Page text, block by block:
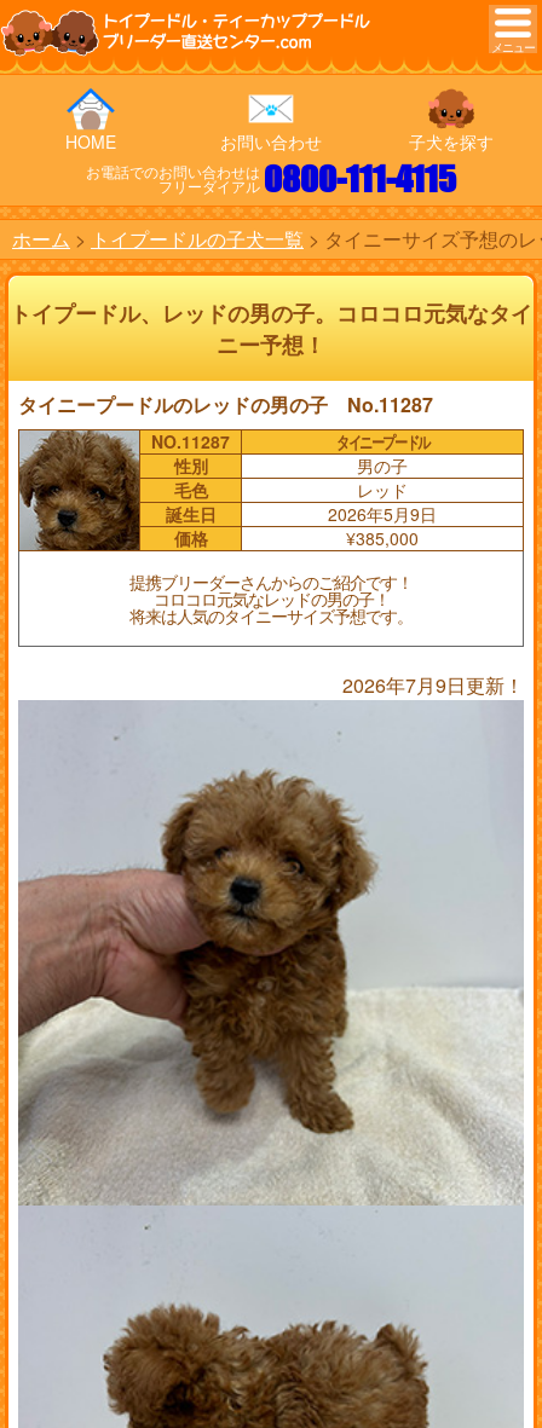
トイプードル・ティーカッププードル
ブリーダー直送センター.com
HOME お問い合わせ 子犬を探す
お電話でのお問い合わせは
フリーダイアル 0800-111-4115
ホーム トイプードルの子犬一覧 タイニーサイズ予想の
トイプードル、レッドの男の子。コロコロ元気なタイ
ニー予想！
タイニープードルのレッドの男の子 No.11287
NO.11287
タイニープードル
性別
男の子
毛色
レッド
誕生日
2026年5月9日
価格
¥385,000
提携ブリーダーさんからのご紹介です！
コロコロ元気なレッドの男の子！
将来は人気のタイニーサイズ予想です。
2026年7月9日更新！